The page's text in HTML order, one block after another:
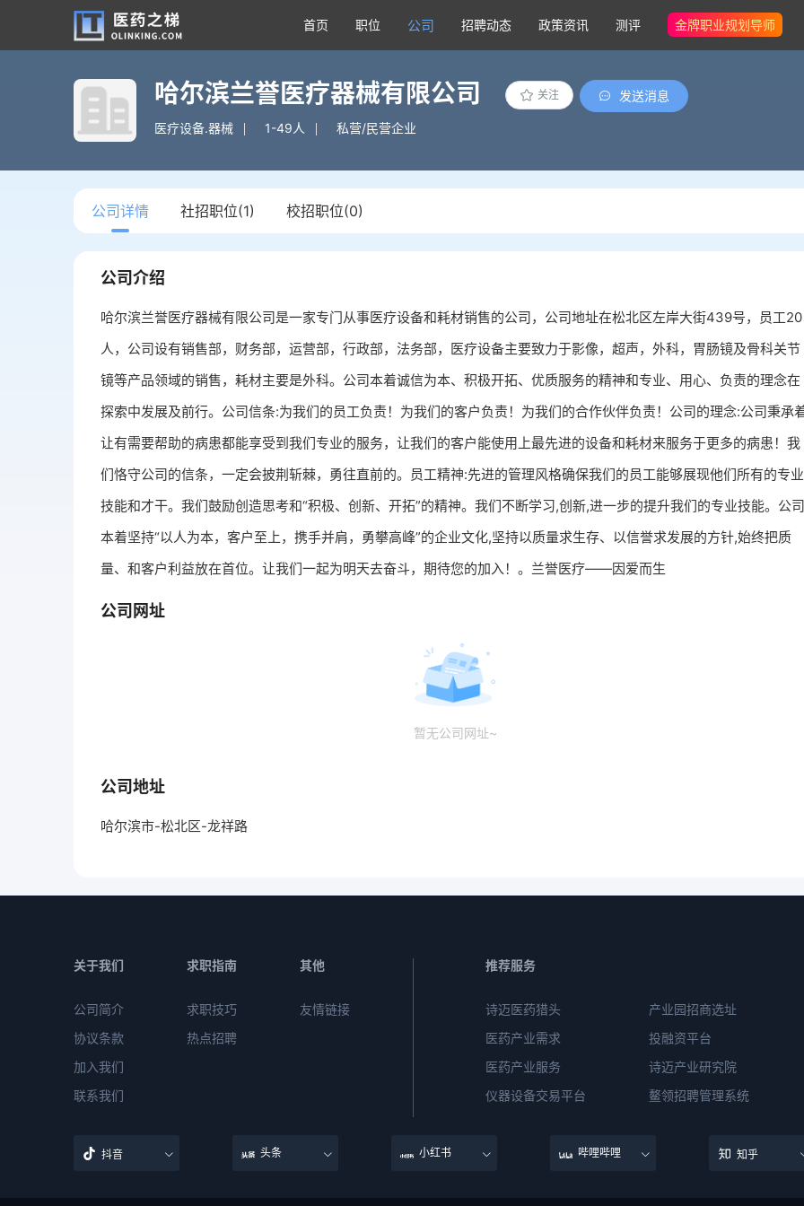
首页 职位 公司 招聘动态 政策资讯 测评 金牌职业规划导师
哈尔滨兰誉医疗器械有限公司 关注 发送消息
医疗设备.器械 1-49人 私营/民营企业
公司详情 社招职位(1) 校招职位(0)
公司介绍
哈尔滨兰誉医疗器械有限公司是一家专门从事医疗设备和耗材销售的公司，公司地址在松北区左岸大街439号，员工20
人，公司设有销售部，财务部，运营部，行政部，法务部，医疗设备主要致力于影像，超声，外科，胃肠镜及骨科关节
镜等产品领域的销售，耗材主要是外科。公司本着诚信为本、积极开拓、优质服务的精神和专业、用心、负责的理念在
探索中发展及前行。公司信条:为我们的员工负责！为我们的客户负责！为我们的合作伙伴负责！公司的理念:公司秉承
让有需要帮助的病患都能享受到我们专业的服务，让我们的客户能使用上最先进的设备和耗材来服务于更多的病患！我
们恪守公司的信条，一定会披荆斩棘，勇往直前的。员工精神:先进的管理风格确保我们的员工能够展现他们所有的专业
技能和才干。我们鼓励创造思考和“积极、创新、开拓”的精神。我们不断学习,创新,进一步的提升我们的专业技能。公司
本着坚持“以人为本，客户至上，携手并肩，勇攀高峰”的企业文化,坚持以质量求生存、以信誉求发展的方针,始终把质
量、和客户利益放在首位。让我们一起为明天去奋斗，期待您的加入！。兰誉医疗——因爱而生
公司网址
暂无公司网址~
公司地址
哈尔滨市-松北区-龙祥路
关于我们
公司简介
协议条款
加入我们
联系我们
求职指南
求职技巧
热点招聘
其他
友情链接
推荐服务
诗迈医药猎头
医药产业需求
医药产业服务
仪器设备交易平台
产业园招商选址
投融资平台
诗迈产业研究院
鳌领招聘管理系统
抖音 头条 小红书 哔哩哔哩 知乎